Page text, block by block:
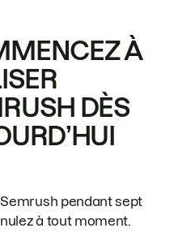
À
DÈS
pendant sept
à tout moment.